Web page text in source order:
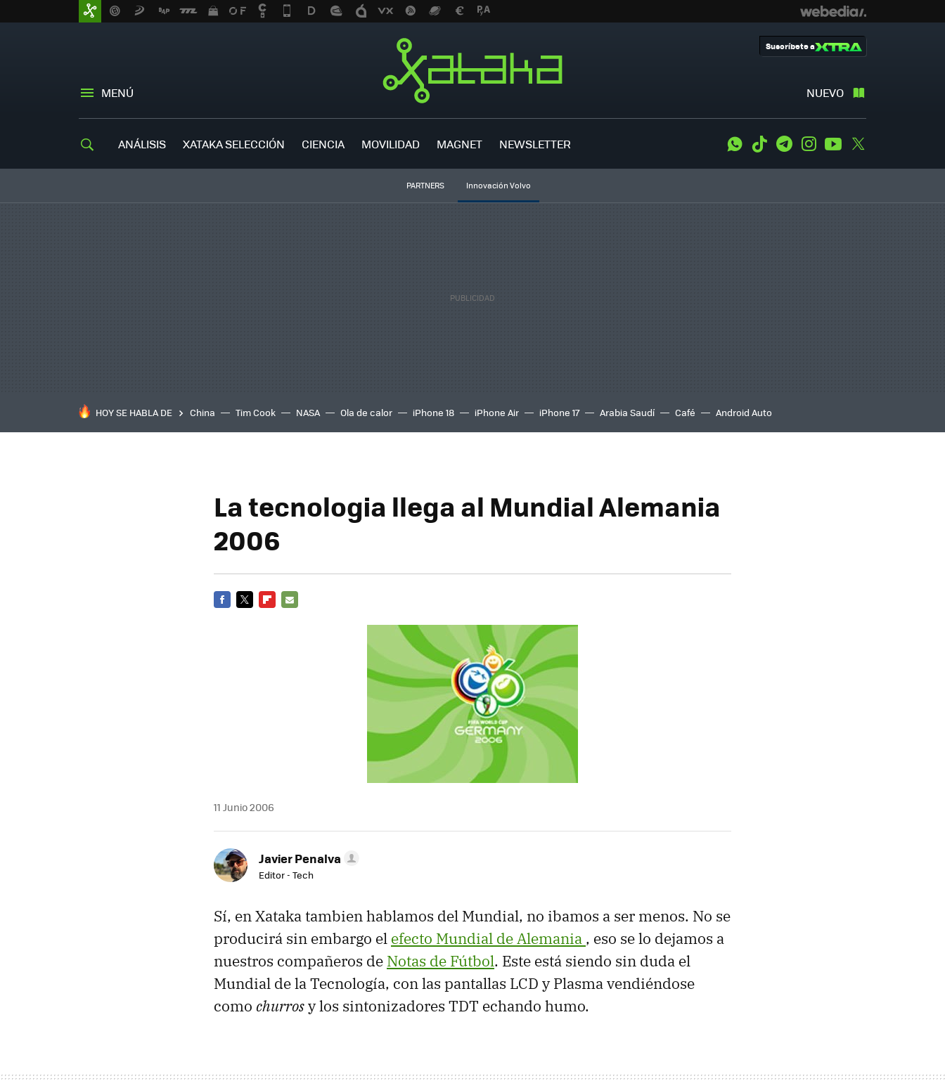
MENÚ NUEVO
Suscríbete a
ANÁLISIS XATAKA SELECCIÓN CIENCIA MOVILIDAD MAGNET NEWSLETTER WhatsApp
Tiktok TelegramInstagramYoutube
PARTNERS Innovación Volvo
HOY SE HABLA DE China Tim Cook NASA Ola de calor iPhone 18 iPhone Air iPhone 17 Arabia Saudí Café Android Auto
La tecnologia llega al Mundial Alemania
2006
11 Junio 2006
Javier Penalva
Editor - Tech
Sí, en Xataka tambien hablamos del Mundial, no ibamos a ser menos. No se
producirá sin embargo el efecto Mundial de Alemania , eso se lo dejamos a
nuestros compañeros de Notas de Fútbol. Este está siendo sin duda el
Mundial de la Tecnología, con las pantallas LCD y Plasma vendiéndose
como churrosy los sintonizadores TDT echando humo.